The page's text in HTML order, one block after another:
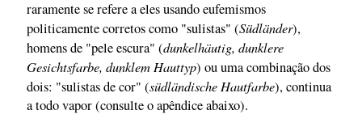
raramente se refere a eles usando eufemismos
politicamente corretos como "sulistas" (Südländer),
homens de "pele escura" (dunkelhäutig, dunklere
Gesichtsfarbe, dunklem Hauttyp) ou uma combinação dos
dois: "sulistas de cor" (südländische Hautfarbe), continua
a todo vapor (consulte o apêndice abaixo).